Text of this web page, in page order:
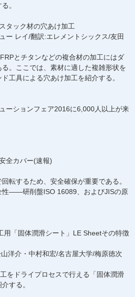
。
タック材の穴あけ加工
ー レイ/翻訳:エレメントシックス/友田
とチタンなどの複合材の加工にはダ
。ここでは、素材に適した複雑形状を
工具による穴あけ加工を紹介する。
ーションフェア2016に6,000人以上が来
全カバー(速報)
転するため、安全確保が重要である。
性――研削盤ISO 16089、およびJISの原
用「固体潤滑シート」LE Sheetその特徴
洋介・中村和宏/名古屋大学/梅原徳次
をドライプロセスで行える「固体潤滑
する。